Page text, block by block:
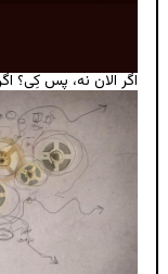
اگر الان نه، پس کِی؟